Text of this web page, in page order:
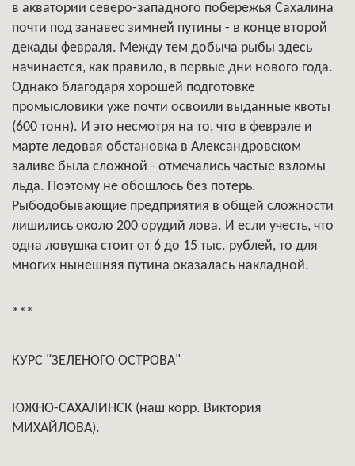
в акватории северо-западного побережья Сахалина
почти под занавес зимней путины - в конце второй
декады февраля. Между тем добыча рыбы здесь
начинается, как правило, в первые дни нового года.
Однако благодаря хорошей подготовке
промысловики уже почти освоили выданные квоты
(600 тонн). И это несмотря на то, что в феврале и
марте ледовая обстановка в Александровском
заливе была сложной - отмечались частые взломы
льда. Поэтому не обошлось без потерь.
Рыбодобывающие предприятия в общей сложности
лишились около 200 орудий лова. И если учесть, что
одна ловушка стоит от 6 до 15 тыс. рублей, то для
многих нынешняя путина оказалась накладной.
***
КУРС "ЗЕЛЕНОГО ОСТРОВА"
ЮЖНО-САХАЛИНСК (наш корр. Виктория
МИХАЙЛОВА).